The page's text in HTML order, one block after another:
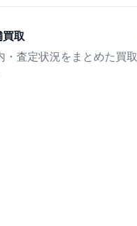
取
・査定状況をまとめた買取